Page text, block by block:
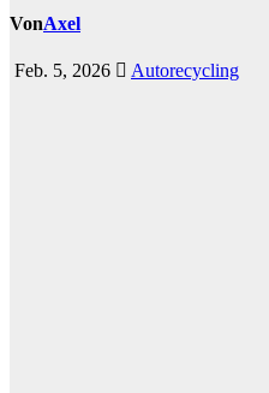
VonAxel
Feb. 5, 2026 Autorecycling